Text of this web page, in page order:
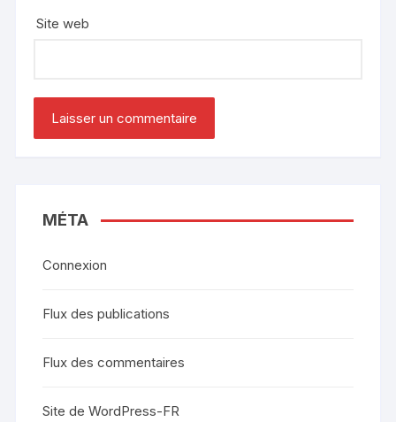
Site web
MÉTA
Connexion
Flux des publications
Flux des commentaires
Site de WordPress-FR